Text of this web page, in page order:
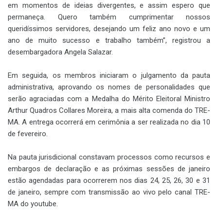
em momentos de ideias divergentes, e assim espero que
permaneça. Quero também cumprimentar nossos
queridíssimos servidores, desejando um feliz ano novo e um
ano de muito sucesso e trabalho também”, registrou a
desembargadora Angela Salazar.
Em seguida, os membros iniciaram o julgamento da pauta
administrativa, aprovando os nomes de personalidades que
serão agraciadas com a Medalha do Mérito Eleitoral Ministro
Arthur Quadros Collares Moreira, a mais alta comenda do TRE-
MA. A entrega ocorrerá em cerimônia a ser realizada no dia 10
de fevereiro.
Na pauta jurisdicional constavam processos como recursos e
embargos de declaração e as próximas sessões de janeiro
estão agendadas para ocorrerem nos dias 24, 25, 26, 30 e 31
de janeiro, sempre com transmissão ao vivo pelo canal TRE-
MA do youtube.